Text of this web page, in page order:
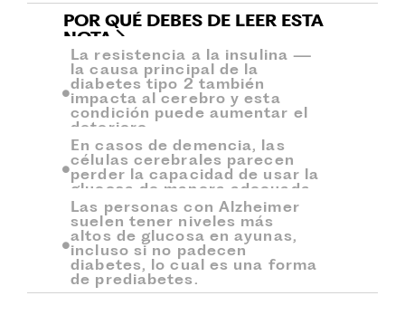
POR QUÉ DEBES DE LEER ESTA
NOTA
La resistencia a la insulina —
la causa principal de la
diabetes tipo 2 también
impacta al cerebro y esta
condición puede aumentar el
deterioro.
En casos de demencia, las
células cerebrales parecen
perder la capacidad de usar la
glucosa de manera adecuada.
Las personas con Alzheimer
suelen tener niveles más
altos de glucosa en ayunas,
incluso si no padecen
diabetes, lo cual es una forma
de prediabetes.